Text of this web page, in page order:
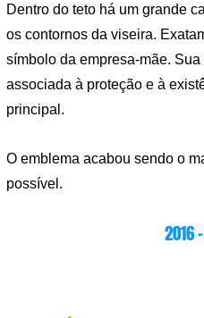
Dentro do teto há um grande
os contornos da viseira.
símbolo da empresa-mãe.
associada à proteção e à
principal.
O emblema acabou sendo o
possível.
2016